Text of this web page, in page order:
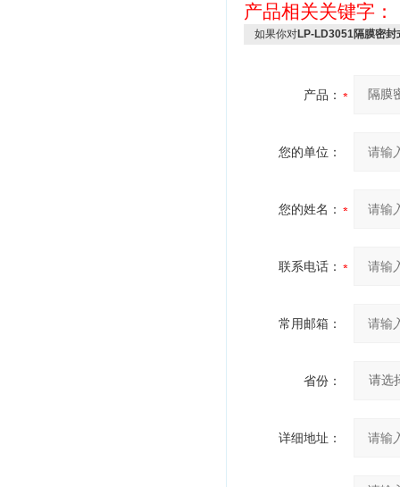
产品相关关键字：
如果你对LP-LD3051隔膜密封
产品：
您的单位：
您的姓名：
联系电话：
常用邮箱：
省份：
详细地址：